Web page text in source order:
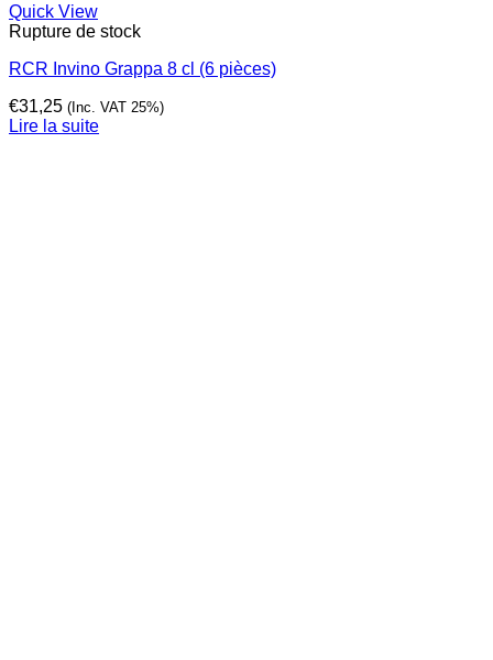
Quick View
Rupture de stock
RCR Invino Grappa 8 cl (6 pièces)
€31,25 (Inc. VAT 25%)
Lire la suite